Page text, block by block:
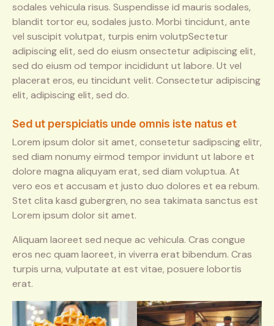
sodales vehicula risus. Suspendisse id mauris sodales,
blandit tortor eu, sodales justo. Morbi tincidunt, ante
vel suscipit volutpat, turpis enim volutpSectetur
adipiscing elit, sed do eiusm onsectetur adipiscing elit,
sed do eiusm od tempor incididunt ut labore. Ut vel
placerat eros, eu tincidunt velit. Consectetur adipiscing
elit, adipiscing elit, sed do.
Sed ut perspiciatis unde omnis iste natus et
Lorem ipsum dolor sit amet, consetetur sadipscing elitr,
sed diam nonumy eirmod tempor invidunt ut labore et
dolore magna aliquyam erat, sed diam voluptua. At
vero eos et accusam et justo duo dolores et ea rebum.
Stet clita kasd gubergren, no sea takimata sanctus est
Lorem ipsum dolor sit amet.
Aliquam laoreet sed neque ac vehicula. Cras congue
eros nec quam laoreet, in viverra erat bibendum. Cras
turpis urna, vulputate at est vitae, posuere lobortis
erat.